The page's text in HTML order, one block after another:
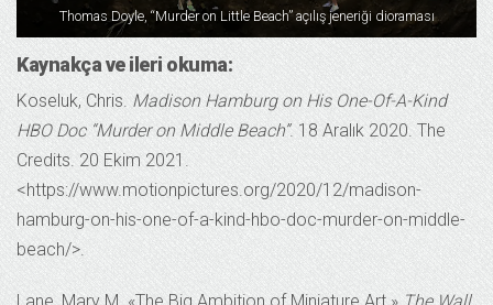
Thomas Doyle, “Murder on Little Beach” açılış jeneriği dioraması
Kaynakça ve ileri okuma:
Koseluk, Chris. Madison Hamburg on His One-Of-A-Kind
HBO Doc “Murder on Middle Beach”. 18 Aralık 2020. The
Credits. 20 Ekim 2021.
<https://www.motionpictures.org/2020/12/madison-
hamburg-on-his-one-of-a-kind-hbo-doc-murder-on-middle-
beach/>.